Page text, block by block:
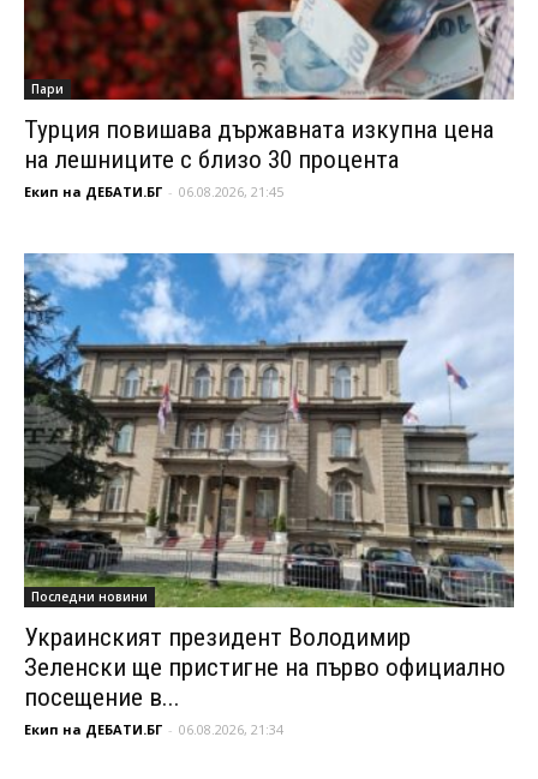
Пари
Турция повишава държавната изкупна цена
на лешниците с близо 30 процента
Екип на ДЕБАТИ.БГ - 06.08.2026, 21:45
Последни новини
Украинският президент Володимир
Зеленски ще пристигне на първо официално
посещение в...
Екип на ДЕБАТИ.БГ - 06.08.2026, 21:34